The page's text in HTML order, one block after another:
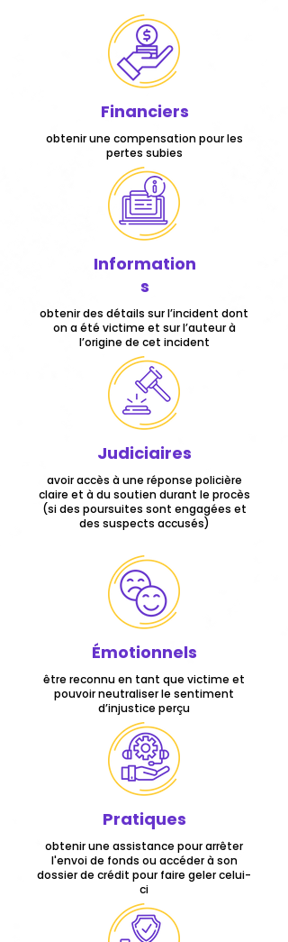
Financiers
obtenir une compensation pour les
pertes subies
Information
s
obtenir des détails sur l’incident dont
on a été victime et sur l’auteur à
l’origine de cet incident
Judiciaires
avoir accès à une réponse policière
claire et à du soutien durant le procès
(si des poursuites sont engagées et
des suspects accusés)
Émotionnels
être reconnu en tant que victime et
pouvoir neutraliser le sentiment
d’injustice perçu
Pratiques
obtenir une assistance pour arrêter
l'envoi de fonds ou accéder à son
dossier de crédit pour faire geler celui-
ci